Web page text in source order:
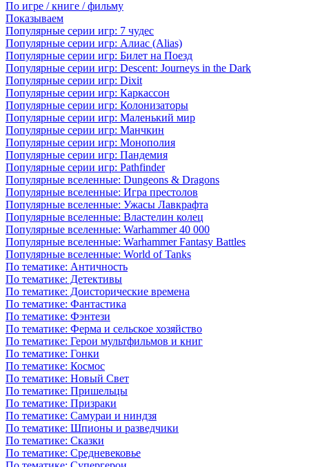
По игре / книге / фильму
Показываем
Популярные серии игр: 7 чудес
Популярные серии игр: Алиас (Alias)
Популярные серии игр: Билет на Поезд
Популярные серии игр: Descent: Journeys in the Dark
Популярные серии игр: Dixit
Популярные серии игр: Каркассон
Популярные серии игр: Колонизаторы
Популярные серии игр: Маленький мир
Популярные серии игр: Манчкин
Популярные серии игр: Монополия
Популярные серии игр: Пандемия
Популярные серии игр: Pathfinder
Популярные вселенные: Dungeons & Dragons
Популярные вселенные: Игра престолов
Популярные вселенные: Ужасы Лавкрафта
Популярные вселенные: Властелин колец
Популярные вселенные: Warhammer 40 000
Популярные вселенные: Warhammer Fantasy Battles
Популярные вселенные: World of Tanks
По тематике: Античность
По тематике: Детективы
По тематике: Доисторические времена
По тематике: Фантастика
По тематике: Фэнтези
По тематике: Ферма и сельское хозяйство
По тематике: Герои мультфильмов и книг
По тематике: Гонки
По тематике: Космос
По тематике: Новый Свет
По тематике: Пришельцы
По тематике: Призраки
По тематике: Самураи и ниндзя
По тематике: Шпионы и разведчики
По тематике: Сказки
По тематике: Средневековье